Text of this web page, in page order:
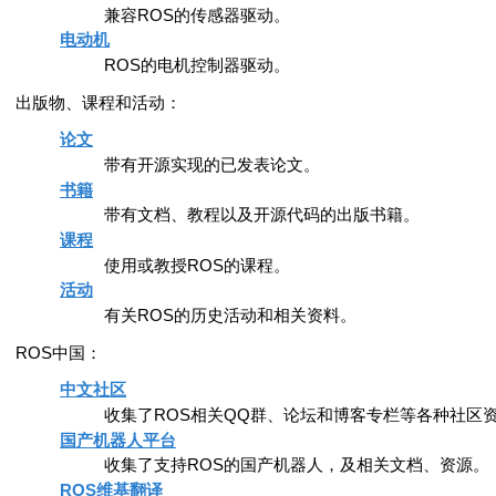
兼容ROS的传感器驱动。
电动机
ROS的电机控制器驱动。
出版物、课程和活动：
论文
带有开源实现的已发表论文。
书籍
带有文档、教程以及开源代码的出版书籍。
课程
使用或教授ROS的课程。
活动
有关ROS的历史活动和相关资料。
ROS中国：
中文社区
收集了ROS相关QQ群、论坛和博客专栏等各种社区
国产机器人平台
收集了支持ROS的国产机器人，及相关文档、资源。
ROS维基翻译